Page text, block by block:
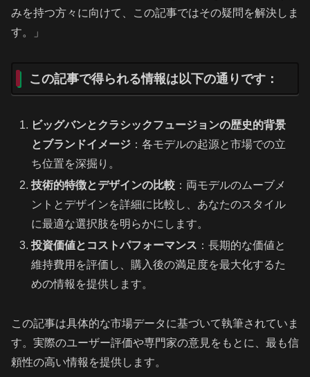
みを持つ方々に向けて、この記事ではその疑問を解決しま
す。」
この記事で得られる情報は以下の通りです：
ビッグバンとクラシックフュージョンの歴史的背景
とブランドイメージ ：各モデルの起源と市場での立
ち位置を深掘り。
技術的特徴とデザインの比較 ：両モデルのムーブメ
ントとデザインを詳細に比較し、あなたのスタイル
に最適な選択肢を明らかにします。
投資価値とコストパフォーマンス ：長期的な価値と
維持費用を評価し、購入後の満足度を最大化するた
めの情報を提供します。
この記事は具体的な市場データに基づいて執筆されていま
す。実際のユーザー評価や専門家の意見をもとに、最も信
頼性の高い情報を提供します。